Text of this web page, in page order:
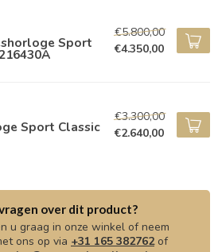
Sport
€5.800,00
€4.350,00
Sport Classic
€3.300,00
€2.640,00
over dit product?
u graag in onze winkel of neem
ons op via +31 165 382762of